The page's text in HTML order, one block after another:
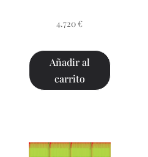
4.720 €
Añadir al
carrito